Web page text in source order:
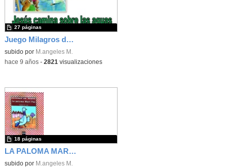
Juego Milagros de Jesús
subido por M.angeles M.
27 páginas
-hace 9 años- 2821 visualizaciones
LA PALOMA MARI PAZ
subido por M.angeles M.
18 páginas